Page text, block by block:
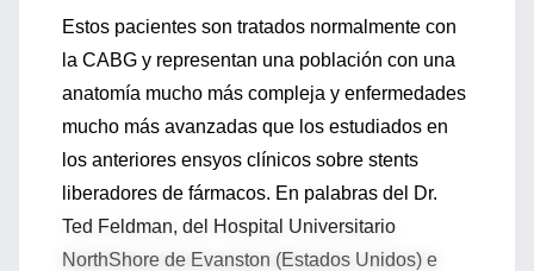
Estos pacientes son tratados normalmente con
la CABG y representan una población con una
anatomía mucho más compleja y enfermedades
mucho más avanzadas que los estudiados en
los anteriores ensyos clínicos sobre stents
liberadores de fármacos. En palabras del Dr.
Ted Feldman, del Hospital Universitario
NorthShore de Evanston (Estados Unidos) e